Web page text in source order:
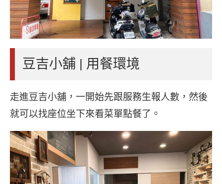
豆吉小舖 | 用餐環境
走進豆吉小舖，一開始先跟服務生報人數，然後
就可以找座位坐下來看菜單點餐了。